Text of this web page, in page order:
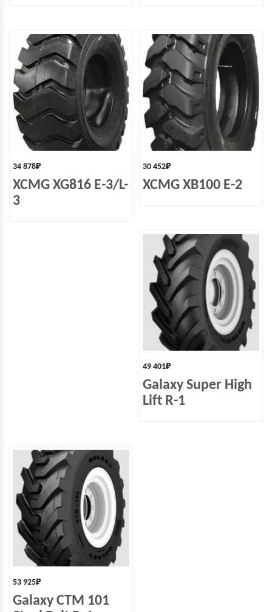
34 878₽
XCMG XG816 E-3/L-
3
30 452₽
XCMG XB100 E-2
49 401₽
Galaxy Super High
Lift R-1
53 925₽
Galaxy CTM 101